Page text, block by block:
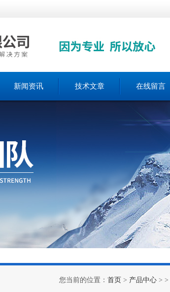
新闻资讯 技术文章 在线留言
您当前的位置： 首页 > 产品中心 > >